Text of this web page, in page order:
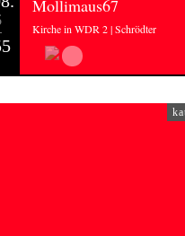
Mollimaus67
Kirche in WDR 2 | Schrödter